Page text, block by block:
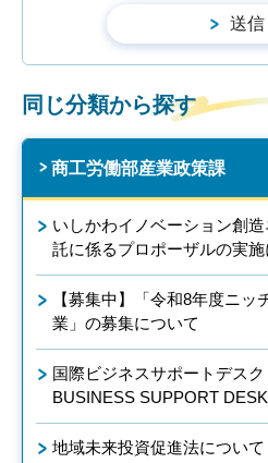
同じ分類から探す
商工労働部産業政策課
いしかわイノベーション創
託に係るプロポーザルの実施
【募集中】「令和8年度ニ
業」の募集について
国際ビジネスサポートデス
BUSINESS SUPPORT DESK
地域未来投資促進法について